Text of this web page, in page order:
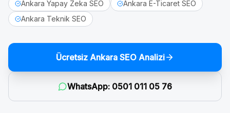
Ankara Yapay Zeka SEO
Ankara E-Ticaret SEO
Ankara Teknik SEO
Ücretsiz Ankara SEO Analizi
WhatsApp: 0501 011 05 76